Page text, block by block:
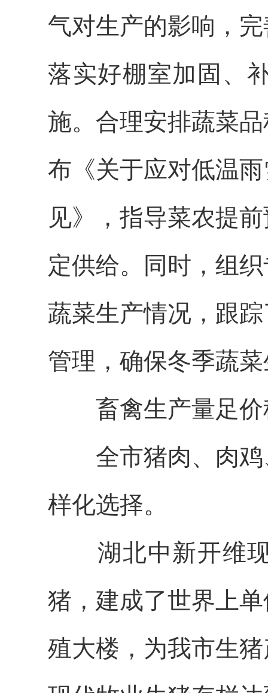
气对生产的影响，
落实好棚室加固、
施。合理安排蔬菜
布《关于应对低温
见》，指导菜农提
定供给。同时，组
蔬菜生产情况，跟
管理，确保冬季蔬
畜禽生产量足
全市猪肉、肉鸡
样化选择。
湖北中新开维现
猪，建成了世界上
殖大楼，为我市生